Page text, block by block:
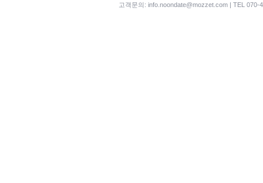
고객문의: info.noondate@mozzet.com | TEL 070-